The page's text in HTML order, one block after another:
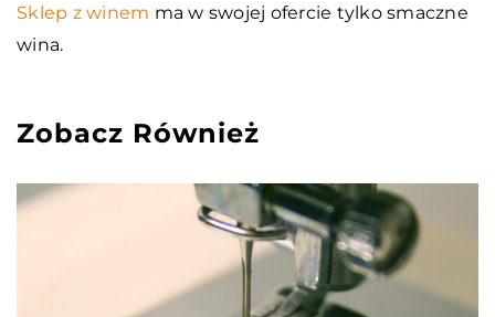
Sklep z winem ma w swojej ofercie tylko smaczne
wina.
Zobacz Również